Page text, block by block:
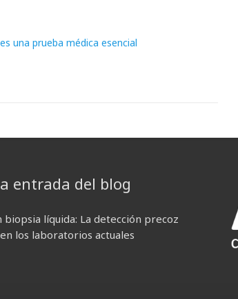
una prueba médica esencial
entrada del blog
biopsia líquida: La detección precoz
los laboratorios actuales